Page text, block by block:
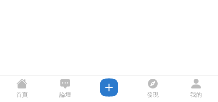
首頁 論壇 發現 我的